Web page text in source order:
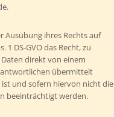
Ausübung ihres Rechts auf
1 DS-GVO das Recht, zu
direkt von einem
übermittelt
und sofern hiervon nicht die
beeinträchtigt werden.